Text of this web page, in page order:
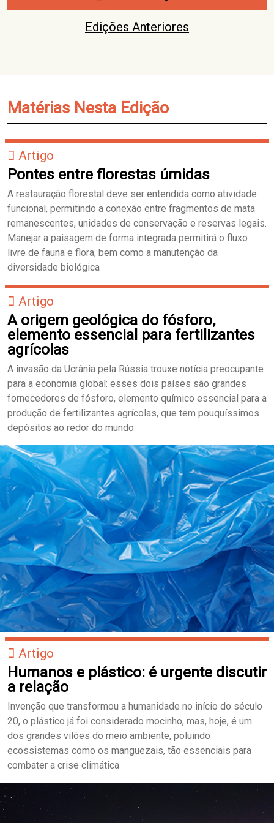
Edições Anteriores
Matérias Nesta Edição
Artigo
Pontes entre florestas úmidas
A restauração florestal deve ser entendida como atividade
funcional, permitindo a conexão entre fragmentos de mata
remanescentes, unidades de conservação e reservas legais.
Manejar a paisagem de forma integrada permitirá o fluxo
livre de fauna e flora, bem como a manutenção da
diversidade biológica
Artigo
A origem geológica do fósforo,
elemento essencial para fertilizantes
agrícolas
A invasão da Ucrânia pela Rússia trouxe notícia preocupante
para a economia global: esses dois países são grandes
fornecedores de fósforo, elemento químico essencial para a
produção de fertilizantes agrícolas, que tem pouquíssimos
depósitos ao redor do mundo
Artigo
Humanos e plástico: é urgente discutir
a relação
Invenção que transformou a humanidade no início do século
20, o plástico já foi considerado mocinho, mas, hoje, é um
dos grandes vilões do meio ambiente, poluindo
ecossistemas como os manguezais, tão essenciais para
combater a crise climática